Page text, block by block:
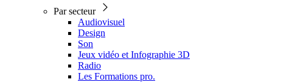
Par secteur
Audiovisuel
Design
Son
Jeux vidéo et Infographie 3D
Radio
Les Formations pro.